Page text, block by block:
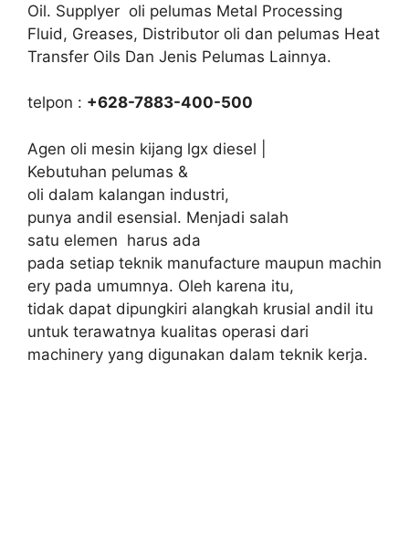
Oil. Supplyer oli pelumas Metal Processing
Fluid, Greases, Distributor oli dan pelumas Heat
Transfer Oils Dan Jenis Pelumas Lainnya.
telpon : +628-7883-400-500
Agen oli mesin kijang lgx diesel |
Kebutuhan pelumas &
oli dalam kalangan industri,
punya andil esensial. Menjadi salah
satu elemen harus ada
pada setiap teknik manufacture maupun machin
ery pada umumnya. Oleh karena itu,
tidak dapat dipungkiri alangkah krusial andil itu
untuk terawatnya kualitas operasi dari
machinery yang digunakan dalam teknik kerja.